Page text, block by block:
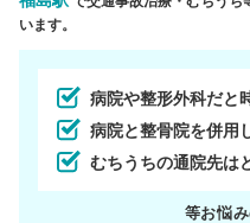
います。
病院や整形外科だと
病院と整骨院を併用
むちうちの通院先は
等お悩み